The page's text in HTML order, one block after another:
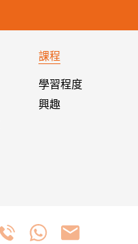
課程
學習程度
興趣